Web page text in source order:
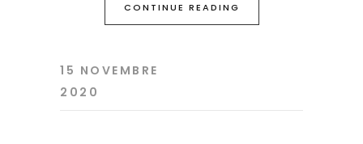
CONTINUE READING
15 NOVEMBRE
2020